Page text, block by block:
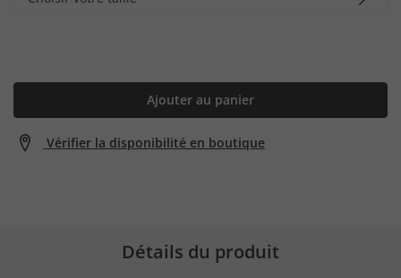
Ajouter au panier
Vérifier la disponibilité en boutique
Détails du produit